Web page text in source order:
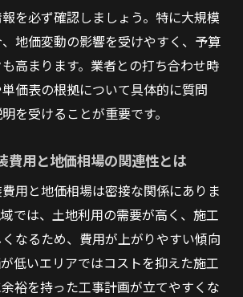
を必ず確認しましょう。特に大規模
地価変動の影響を受けやすく、予算
高まります。業者との打ち合わせ時
価表の根拠について具体的に質問
を受けることが重要です。
費用と地価相場の関連性とは
用と地価相場は密接な関係にありま
では、土地利用の需要が高く、施工
なるため、費用が上がりやすい傾向
低いエリアではコストを抑えた施工
裕を持った工事計画が立てやすくな